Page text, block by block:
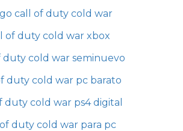
call of duty cold war
of duty cold war xbox
duty cold war seminuevo
duty cold war pc barato
duty cold war ps4 digital
duty cold war para pc